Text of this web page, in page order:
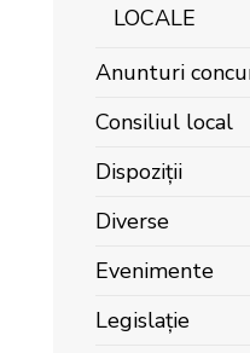
LOCALE
Anunturi
Consiliul local
Dispoziții
Diverse
Evenimente
Legislație